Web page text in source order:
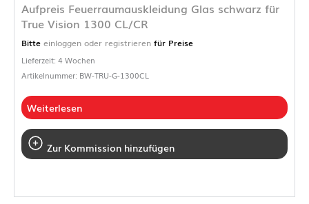
Aufpreis Feuerraumauskleidung Glas schwarz für
True Vision 1300 CL/CR
Bitte einloggen oder registrieren für Preise
Lieferzeit: 4 Wochen
Artikelnummer: BW-TRU-G-1300CL
Weiterlesen
Zur Kommission hinzufügen